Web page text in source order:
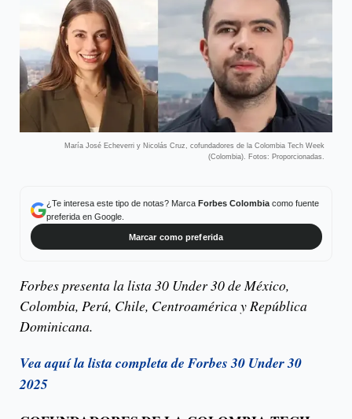
María José Echeverri y Nicolás Cruz, cofundadores de la Colombia Tech Week
(Colombia). Fotos: Proporcionadas.
¿Te interesa este tipo de notas? Marca Forbes Colombiacomo fuente
preferida en Google.
Marcar como preferida
Forbes presenta la lista 30 Under 30 de México,
Colombia, Perú, Chile, Centroamérica y República
Dominicana.
Vea aquí la lista completa de Forbes 30 Under 30
2025